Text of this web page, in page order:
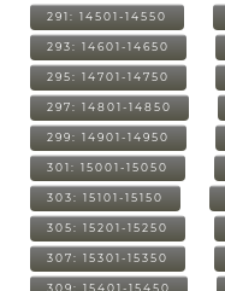
291: 14501-14550
293: 14601-14650
295: 14701-14750
297: 14801-14850
299: 14901-14950
301: 15001-15050
303: 15101-15150
305: 15201-15250
307: 15301-15350
309: 15401-15450